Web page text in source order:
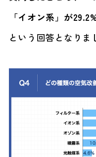
「イオン系」が
という回答となりま